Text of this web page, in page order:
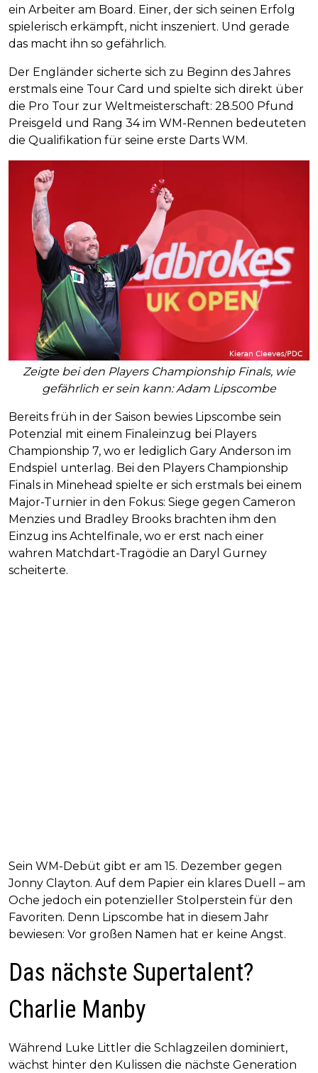
ein Arbeiter am Board. Einer, der sich seinen Erfolg
spielerisch erkämpft, nicht inszeniert. Und gerade
das macht ihn so gefährlich.
Der Engländer sicherte sich zu Beginn des Jahres
erstmals eine Tour Card und spielte sich direkt über
die Pro Tour zur Weltmeisterschaft: 28.500 Pfund
Preisgeld und Rang 34 im WM-Rennen bedeuteten
die Qualifikation für seine erste Darts WM.
Zeigte bei den Players Championship Finals, wie
gefährlich er sein kann: Adam Lipscombe
Bereits früh in der Saison bewies Lipscombe sein
Potenzial mit einem Finaleinzug bei Players
Championship 7, wo er lediglich Gary Anderson im
Endspiel unterlag. Bei den Players Championship
Finals in Minehead spielte er sich erstmals bei einem
Major-Turnier in den Fokus: Siege gegen Cameron
Menzies und Bradley Brooks brachten ihm den
Einzug ins Achtelfinale, wo er erst nach einer
wahren Matchdart-Tragödie an Daryl Gurney
scheiterte.
Sein WM-Debüt gibt er am 15. Dezember gegen
Jonny Clayton. Auf dem Papier ein klares Duell – am
Oche jedoch ein potenzieller Stolperstein für den
Favoriten. Denn Lipscombe hat in diesem Jahr
bewiesen: Vor großen Namen hat er keine Angst.
Das nächste Supertalent?
Charlie Manby
Während Luke Littler die Schlagzeilen dominiert,
wächst hinter den Kulissen die nächste Generation